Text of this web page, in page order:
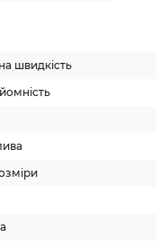
швидкість